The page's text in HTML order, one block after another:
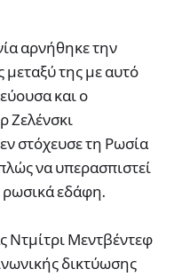
αρνήθηκε την
της με αυτό
και ο
Ζελένσκι
στόχευσε τη Ρωσία
να υπερασπιστεί
ρωσικά εδάφη.
Ντμίτρι Μεντβέντεφ
δικτύωσης